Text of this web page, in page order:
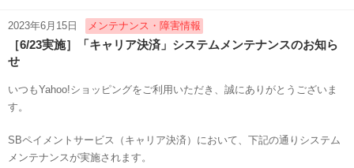
2023年6月15日 メンテナンス・障害情報
［6/23実施］「キャリア決済」システムメンテナンスのお知ら
せ
いつもYahoo!ショッピングをご利用いただき、誠にありがとうございま
す。
SBペイメントサービス（キャリア決済）において、下記の通りシステム
メンテナンスが実施されます。